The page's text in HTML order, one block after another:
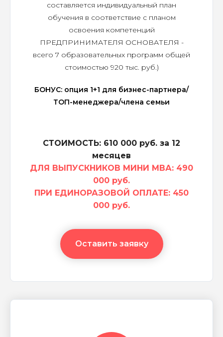
составляется индивидуальный план
обучения в соответствие с планом
освоения компетенций
ПРЕДПРИНИМАТЕЛЯ ОСНОВАТЕЛЯ -
всего 7 образовательных программ общей
стоимостью 920 тыс. руб.)
БОНУС: опция 1+1 для бизнес-партнера/
ТОП-менеджера/члена семьи
СТОИМОСТЬ: 610 000 руб. за 12
месяцев
ДЛЯ ВЫПУСКНИКОВ МИНИ МВА: 490
000 руб.
ПРИ ЕДИНОРАЗОВОЙ ОПЛАТЕ: 450
000 руб.
Оставить заявку